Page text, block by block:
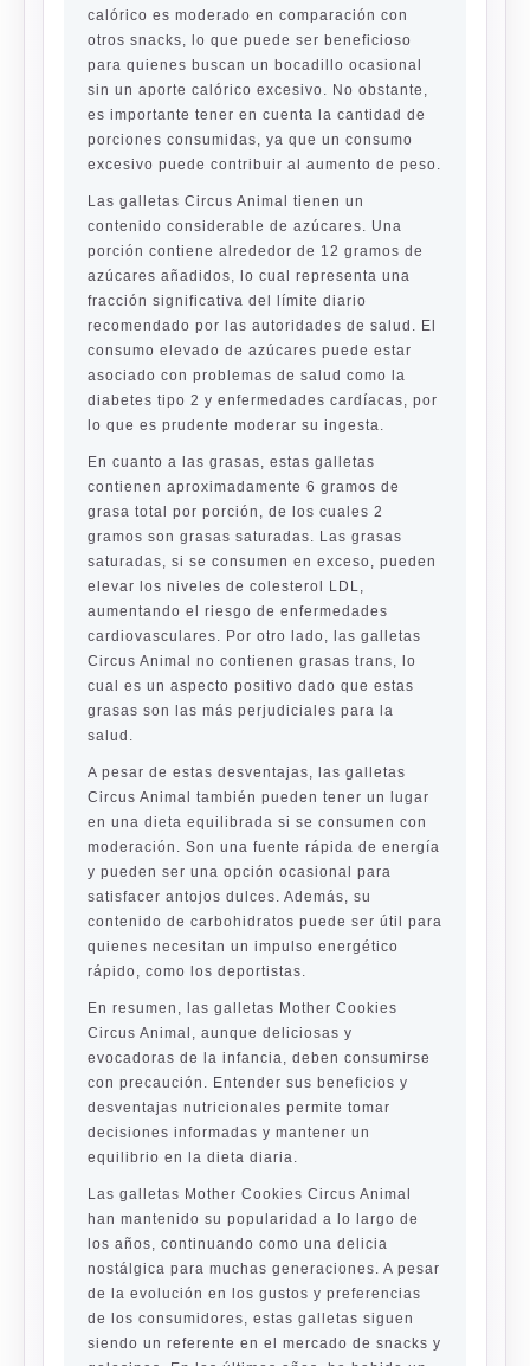
calórico es moderado en comparación con
otros snacks, lo que puede ser beneficioso
para quienes buscan un bocadillo ocasional
sin un aporte calórico excesivo. No obstante,
es importante tener en cuenta la cantidad de
porciones consumidas, ya que un consumo
excesivo puede contribuir al aumento de peso.
Las galletas Circus Animal tienen un
contenido considerable de azúcares. Una
porción contiene alrededor de 12 gramos de
azúcares añadidos, lo cual representa una
fracción significativa del límite diario
recomendado por las autoridades de salud. El
consumo elevado de azúcares puede estar
asociado con problemas de salud como la
diabetes tipo 2 y enfermedades cardíacas, por
lo que es prudente moderar su ingesta.
En cuanto a las grasas, estas galletas
contienen aproximadamente 6 gramos de
grasa total por porción, de los cuales 2
gramos son grasas saturadas. Las grasas
saturadas, si se consumen en exceso, pueden
elevar los niveles de colesterol LDL,
aumentando el riesgo de enfermedades
cardiovasculares. Por otro lado, las galletas
Circus Animal no contienen grasas trans, lo
cual es un aspecto positivo dado que estas
grasas son las más perjudiciales para la
salud.
A pesar de estas desventajas, las galletas
Circus Animal también pueden tener un lugar
en una dieta equilibrada si se consumen con
moderación. Son una fuente rápida de energía
y pueden ser una opción ocasional para
satisfacer antojos dulces. Además, su
contenido de carbohidratos puede ser útil para
quienes necesitan un impulso energético
rápido, como los deportistas.
En resumen, las galletas Mother Cookies
Circus Animal, aunque deliciosas y
evocadoras de la infancia, deben consumirse
con precaución. Entender sus beneficios y
desventajas nutricionales permite tomar
decisiones informadas y mantener un
equilibrio en la dieta diaria.
Las galletas Mother Cookies Circus Animal
han mantenido su popularidad a lo largo de
los años, continuando como una delicia
nostálgica para muchas generaciones. A pesar
de la evolución en los gustos y preferencias
de los consumidores, estas galletas siguen
siendo un referente en el mercado de snacks y